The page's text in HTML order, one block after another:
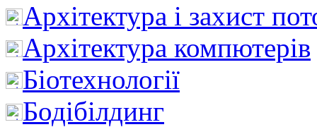
Архітектура і захист
Архітектура компютерів
Біотехнології
Бодібілдинг